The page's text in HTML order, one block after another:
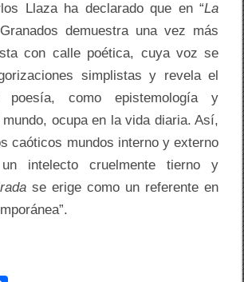
Llaza ha declarado que en “La
demuestra una vez más
con calle poética, cuya voz se
simplistas y revela el
como epistemología y
ocupa en la vida diaria. Así,
caóticos mundos interno y externo
intelecto cruelmente tierno y
se erige como un referente en